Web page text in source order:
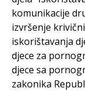
komunikacije
izvršenje
iskorištavanja
djece za
djece sa
zakonika